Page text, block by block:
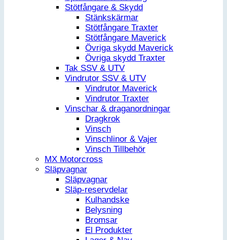
Stötfångare & Skydd
Stänkskärmar
Stötfångare Traxter
Stötfångare Maverick
Övriga skydd Maverick
Övriga skydd Traxter
Tak SSV & UTV
Vindrutor SSV & UTV
Vindrutor Maverick
Vindrutor Traxter
Vinschar & draganordningar
Dragkrok
Vinsch
Vinschlinor & Vajer
Vinsch Tillbehör
MX Motorcross
Släpvagnar
Släpvagnar
Släp-reservdelar
Kulhandske
Belysning
Bromsar
El Produkter